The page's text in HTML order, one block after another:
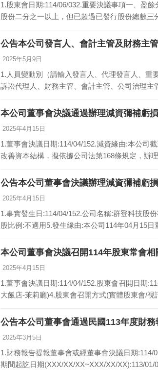
1.股東會日期:114/06/032.重要決議事項一、盈
股份二分之一以上，但已超過已發行股份總數
公告本公司發言人、會計主管及財務主
2025年5月9日
1.人員變動別（請輸入發言人、代理發言人、重
訴訟代理人、財務主管、會計主管、公司治理
本公司董事會決議通過辦理減資彌補虧損
2025年4月15日
1.董事會決議日期:114/04/152.減資緣由:本公司
改善資本結構，擬依據公司法第168條規定，辦
公告本公司董事會決議辦理減資彌補虧
2025年4月15日
1.事實發生日:114/04/152.公司名稱:群登科技股
股比例:不適用5.發生緣由:本公司114年04月15
本公司董事會決議召開114年股東常會
2025年4月15日
1.董事會決議日期:114/04/152.股東會召開日期
大飯店-茉莉廳)4.股東會召開方式(實體股東會/
公告本公司董事會通過民國113年度財務
2025年3月5日
1.財務報告提報董事會或經董事會決議日期
期間起訖日期(XXX/XX/XX~XXX/XX/XX):113/